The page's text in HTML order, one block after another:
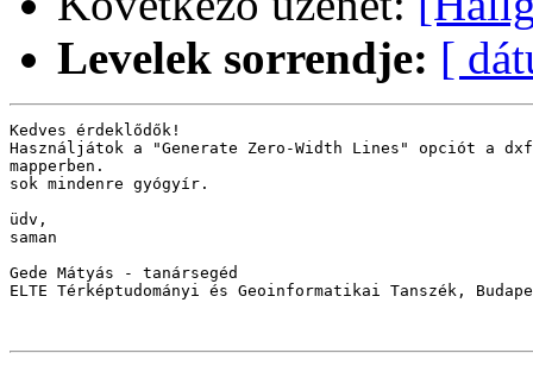
Levelek sorrendje: [
Kedves érdeklődők!
Használjátok a "Generate Zero-Width Lines" opciót a
mapperben.
sok mindenre gyógyír.
üdv,
saman
Gede Mátyás - tanársegéd
ELTE Térképtudományi és Geoinformatikai Tanszék,